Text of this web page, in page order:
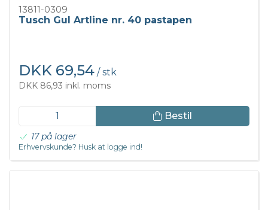
13811-0309
Tusch Gul Artline nr. 40 pastapen
DKK 69,54 / stk
DKK 86,93 inkl. moms
Bestil
17 på lager
Erhvervskunde? Husk at logge ind!